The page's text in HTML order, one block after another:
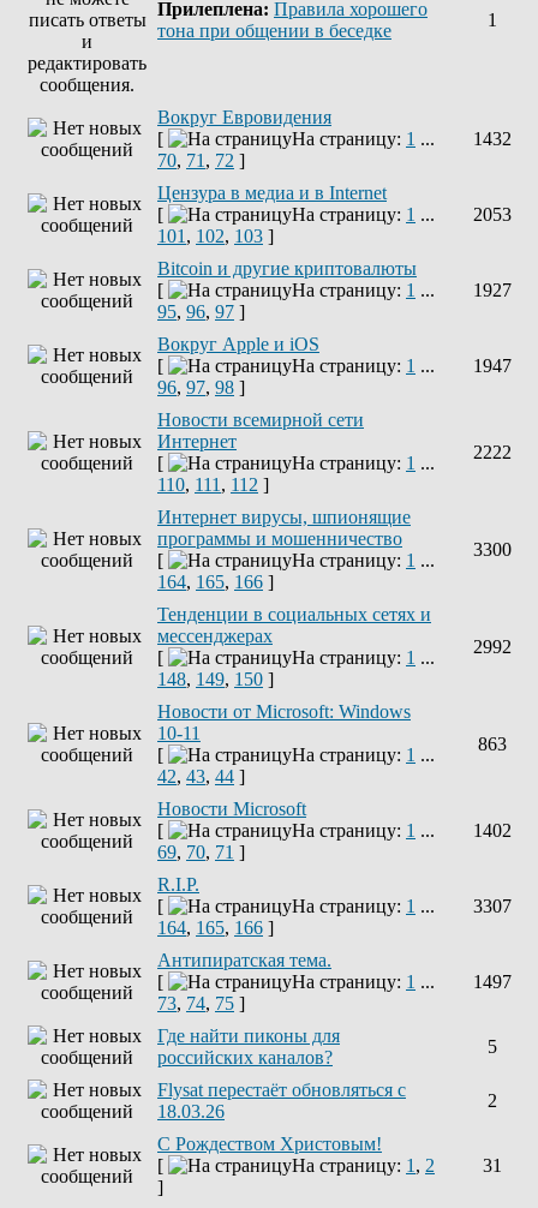
Прилеплена: Правила хорошего
тона при общении в беседке
1
Вокруг Евровидения
[
На страницу: 1 ...
70, 71 , 72 ]
1432
Цензура в медиа и в Internet
[
На страницу: 1 ...
101 , 102, 103 ]
2053
Bitcoin и другие криптовалюты
[
На страницу: 1 ...
95, 96, 97 ]
1927
Вокруг Apple и iOS
[
На страницу: 1 ...
96, 97, 98 ]
1947
Новости всемирной сети
Интернет
[
На страницу: 1 ...
110, 111 , 112 ]
2222
Интернет вирусы, шпионящие
программы и мошенничество
[
На страницу: 1 ...
164, 165, 166 ]
3300
Тенденции в социальных сетях и
мессенджерах
[
На страницу: 1 ...
148, 149, 150 ]
2992
Новости от Microsoft: Windows
10-11
[
На страницу: 1 ...
42, 43, 44 ]
863
Новости Microsoft
[
На страницу: 1 ...
69, 70, 71 ]
1402
R.I.P.
[
На страницу: 1 ...
164, 165, 166 ]
3307
Антипиратская тема.
[
На страницу: 1 ...
73, 74, 75 ]
1497
Где найти пиконы для
российских каналов?
5
Flysat перестаёт обновляться с
18.03.26
2
С Рождеством Христовым!
[
На страницу: 1 , 2
]
31